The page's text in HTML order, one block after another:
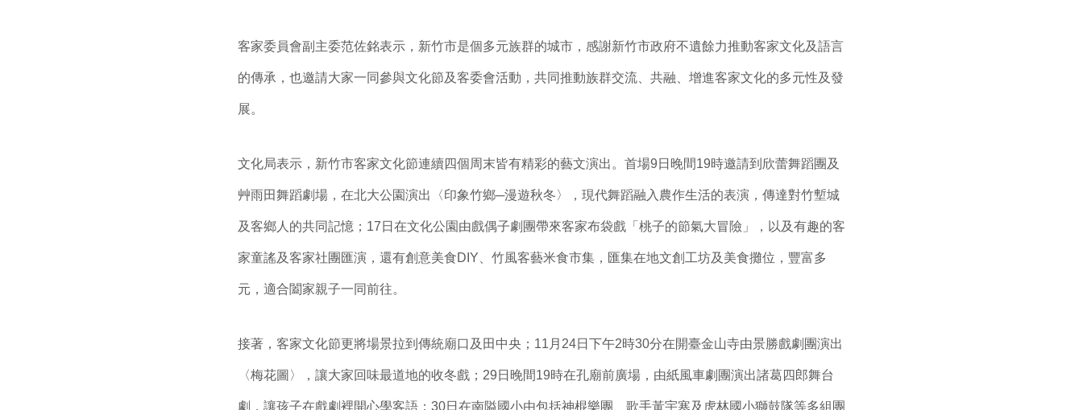
客家委員會副主委范佐銘表示，新竹市是個多元族群的城市，感謝新竹市政府不遺餘力推動客家文化及語言
的傳承，也邀請大家一同參與文化節及客委會活動，共同推動族群交流、共融、增進客家文化的多元性及發
展。
文化局表示，新竹市客家文化節連續四個周末皆有精彩的藝文演出。首場9日晚間19時邀請到欣蕾舞蹈團及
艸雨田舞蹈劇場，在北大公園演出〈印象竹鄉─漫遊秋冬〉，現代舞蹈融入農作生活的表演，傳達對竹塹城
及客鄉人的共同記憶；17日在文化公園由戲偶子劇團帶來客家布袋戲「桃子的節氣大冒險」，以及有趣的客
家童謠及客家社團匯演，還有創意美食DIY、竹風客藝米食市集，匯集在地文創工坊及美食攤位，豐富多
元，適合闔家親子一同前往。
接著，客家文化節更將場景拉到傳統廟口及田中央；11月24日下午2時30分在開臺金山寺由景勝戲劇團演出
〈梅花圖〉，讓大家回味最道地的收冬戲；29日晚間19時在孔廟前廣場，由紙風車劇團演出諸葛四郎舞台
劇，讓孩子在戲劇裡開心學客語；30日在南隘國小由包括神棍樂團、歌手黃宇寒及虎林國小獅鼓隊等多組團